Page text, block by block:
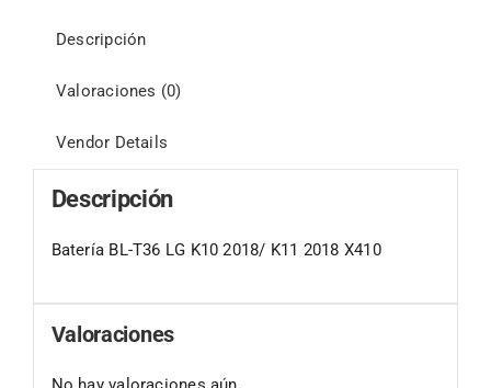
Descripción
Valoraciones (0)
Vendor Details
Descripción
Batería BL-T36 LG K10 2018/ K11 2018 X410
Valoraciones